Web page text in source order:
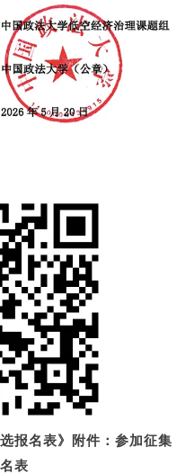
报名表》附件：参加征集
表